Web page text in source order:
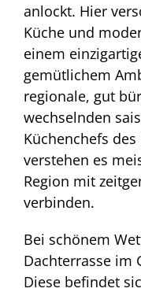
anlockt. Hier
Küche und
einem
gemütlichem
regionale, gut
wechselnden
Küchenchefs
verstehen es
Region mit
verbinden.
Bei schönem
Dachterrasse im
Diese befindet